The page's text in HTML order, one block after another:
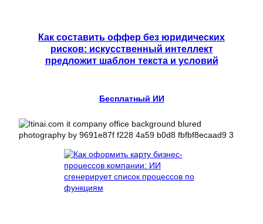
Как составить оффер без юридических
рисков: искусственный интеллект
предложит шаблон текста и условий
Бесплатный ИИ